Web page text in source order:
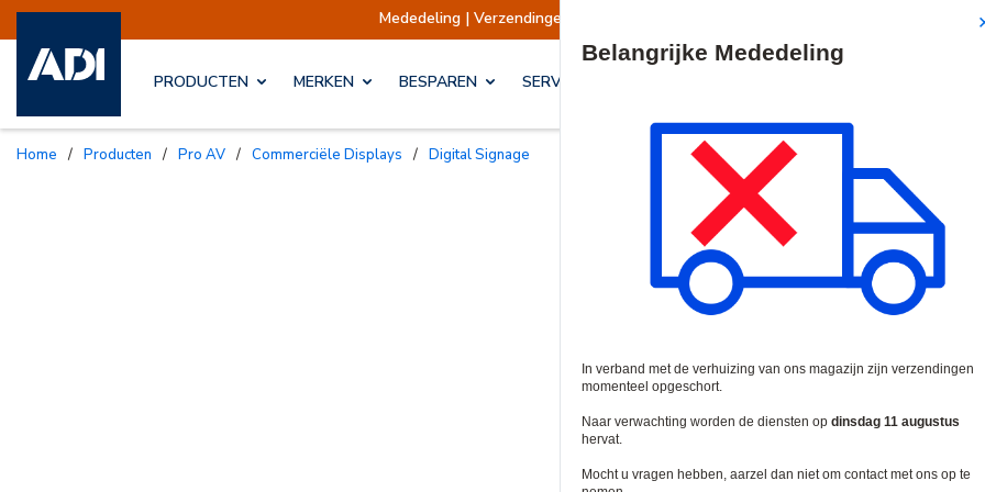
Mededeling | Verzendingen opgeschort Verzendingen worden op dinsdag
PRODUCTEN MERKEN BESPAREN SERVICES & OPLOSSINGEN
Home / Producten / Pro AV / Commerciële Displays / Digital Signage